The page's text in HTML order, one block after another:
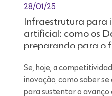
28/01/25
Infraestrutura para
artificial: como os
preparando para o
Se, hoje, a
inovação, como saber
para sustentar o avanço